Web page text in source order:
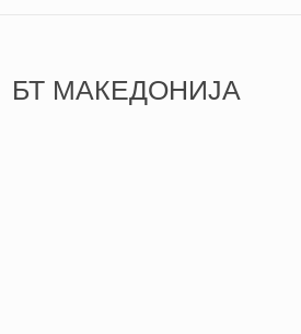
БТ МАКЕДОНИЈА